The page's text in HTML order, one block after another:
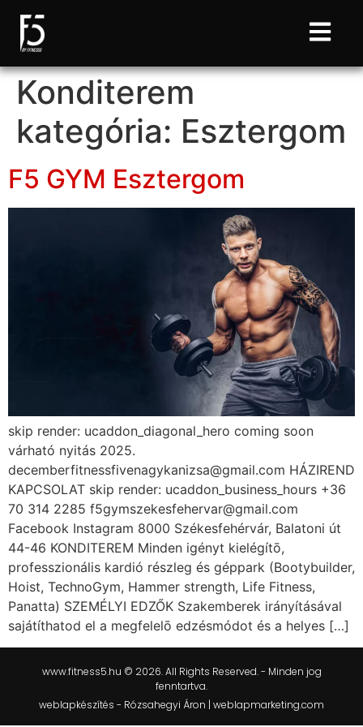
Konditerem
kategória: Esztergom
F5 GYM Esztergom
skip render: ucaddon_diagonal_hero coming soon
várható nyitás 2025.
decemberfitnessfivenagykanizsa@gmail.com HÁZIREND
KAPCSOLAT skip render: ucaddon_business_hours +36
70 314 2285 f5gymszekesfehervar@gmail.com
Facebook Instagram 8000 Székesfehérvár, Balatoni út
44-46 KONDITEREM Minden igényt kielégítō,
professzionális kardió részleg és géppark (Bootybuilder,
Hoist, TechnoGym, Hammer strength, Life Fitness,
Panatta) SZEMÉLYI EDZŐK Szakemberek irányításával
sajátíthatod el a megfelelō edzésmódot és a helyes […]
www.fitness5.hu © 2026. All Rights Reserved. - Minden jog
fenntartva.
weblapkészítés - Rózsahegyi Áron | weblapmarketing.com